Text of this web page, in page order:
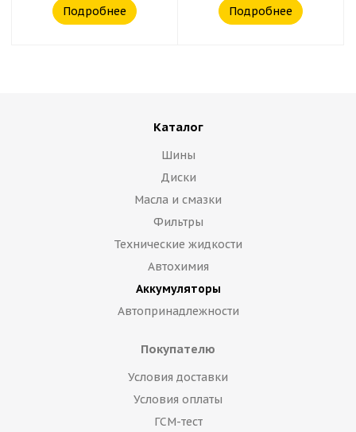
Подробнее Подробнее
Каталог
Шины
Диски
Масла и смазки
Фильтры
Технические жидкости
Автохимия
Аккумуляторы
Автопринадлежности
Покупателю
Условия доставки
Условия оплаты
ГСМ-тест